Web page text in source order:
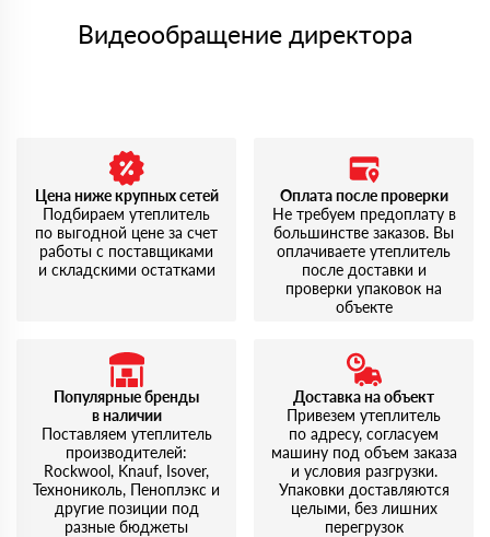
Видеообращение директора
Цена ниже крупных сетей
Подбираем утеплитель
по выгодной цене за счет
работы с поставщиками
и складскими остатками
Оплата после проверки
Не требуем предоплату в
большинстве заказов. Вы
оплачиваете утеплитель
после доставки и
проверки упаковок на
объекте
Популярные бренды
в наличии
Поставляем утеплитель
производителей:
Rockwool, Knauf, Isover,
Технониколь, Пеноплэкс и
другие позиции под
разные бюджеты
Доставка на объект
Привезем утеплитель
по адресу, согласуем
машину под объем заказа
и условия разгрузки.
Упаковки доставляются
целыми, без лишних
перегрузок